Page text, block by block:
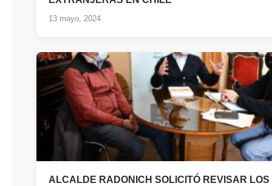
13 mayo, 2024
ALCALDE RADONICH SOLICITÓ REVISAR LOS